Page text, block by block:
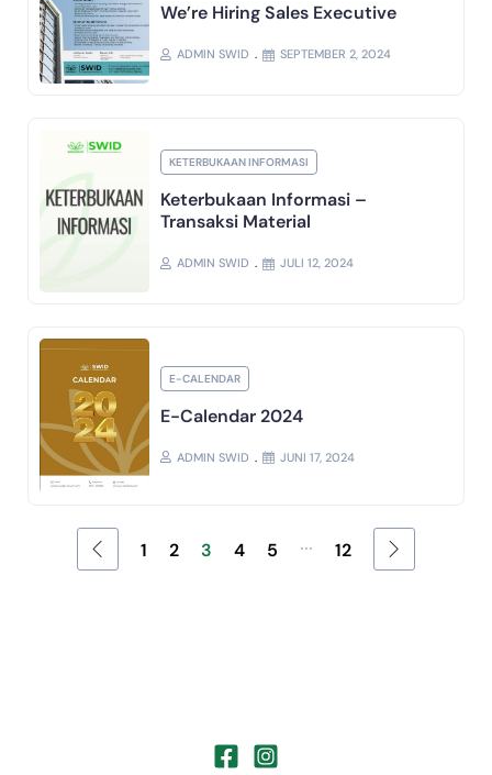
We’re Hiring Sales Executive
ADMIN SWID SEPTEMBER 2, 2024
KETERBUKAAN INFORMASI
Keterbukaan Informasi –
Transaksi Material
ADMIN SWID JULI 12, 2024
E-CALENDAR
E-Calendar 2024
ADMIN SWID JUNI 17, 2024
1 2 3 4 5 ... 12